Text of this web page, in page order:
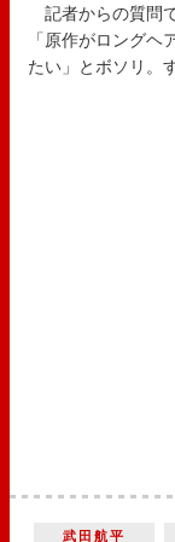
記者からの質問
「原作がロング
たい」とボソリ。
武田航平